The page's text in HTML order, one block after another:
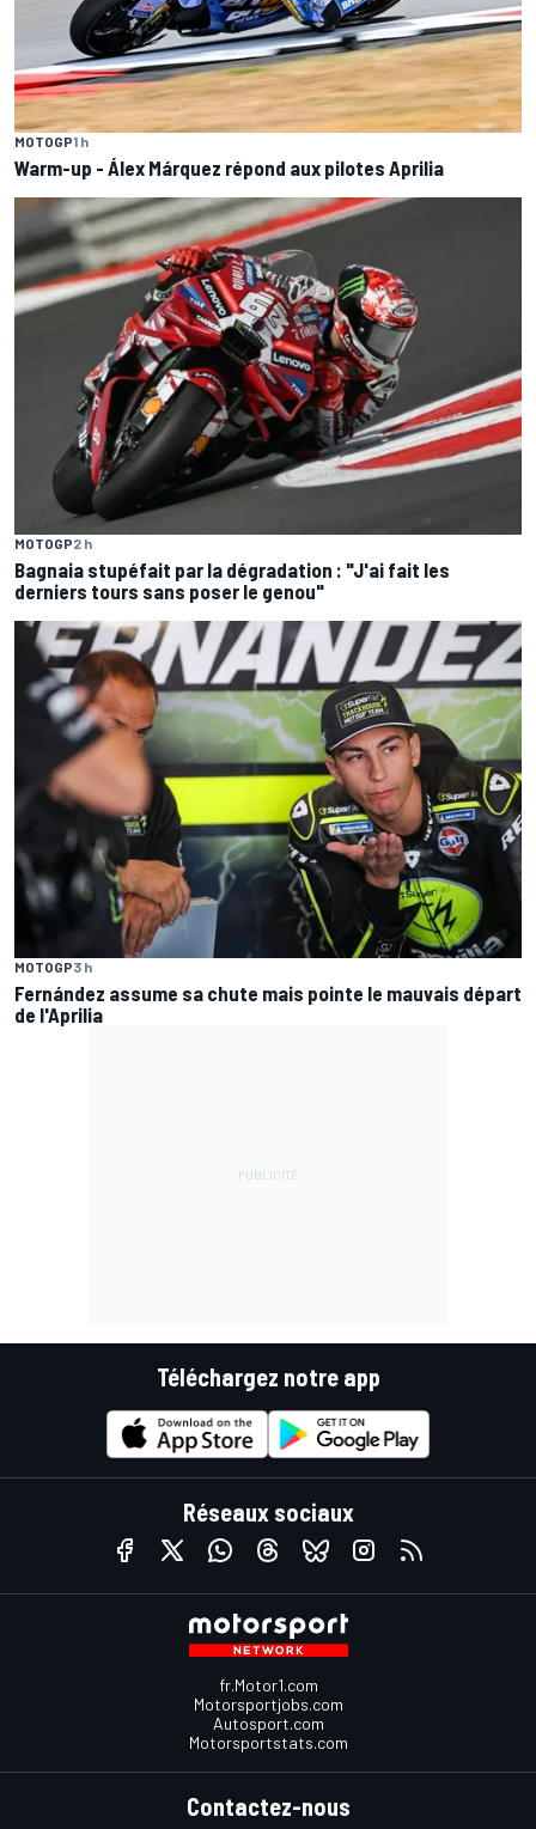
MOTOGP1 h
Warm-up - Álex Márquez répond aux pilotes Aprilia
MOTOGP2 h
Bagnaia stupéfait par la dégradation : "J'ai fait les
derniers tours sans poser le genou"
MOTOGP3 h
Fernández assume sa chute mais pointe le mauvais départ
de l'Aprilia
Téléchargez notre app
Réseaux sociaux
fr.Motor1.com
Motorsportjobs.com
Autosport.com
Motorsportstats.com
Contactez-nous